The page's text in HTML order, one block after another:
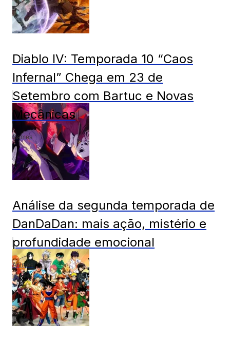
Diablo IV: Temporada 10 “Caos
Infernal” Chega em 23 de
Setembro com Bartuc e Novas
Mecânicas
Games
Análise da segunda temporada de
DanDaDan: mais ação, mistério e
profundidade emocional
Animes